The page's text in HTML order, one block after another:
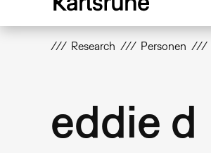
Research Personen
eddie d